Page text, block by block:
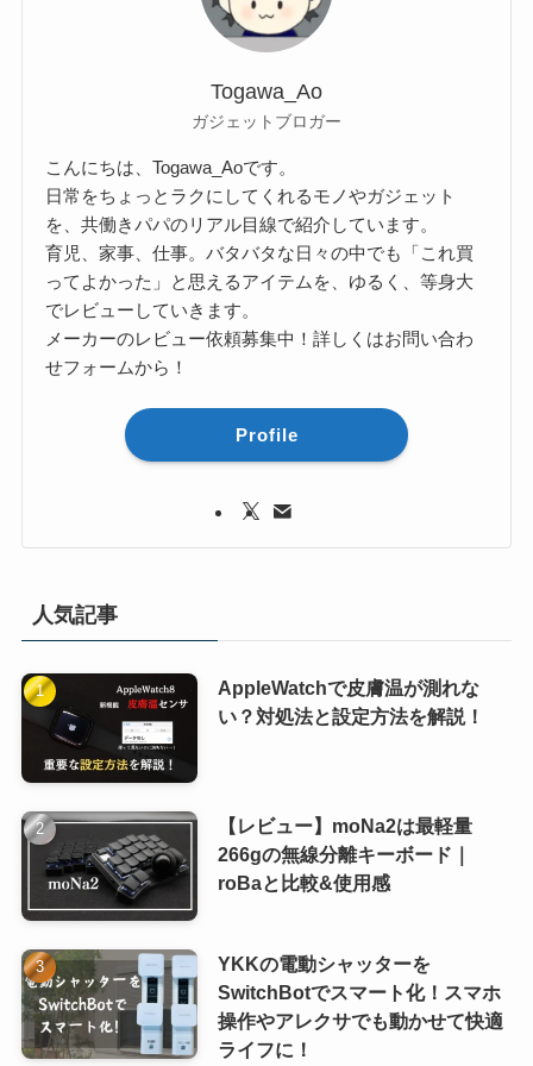
Togawa_Ao
ガジェットブロガー
こんにちは、Togawa_Aoです。
日常をちょっとラクにしてくれるモノやガジェット
を、共働きパパのリアル目線で紹介しています。
育児、家事、仕事。バタバタな日々の中でも「これ買
ってよかった」と思えるアイテムを、ゆるく、等身大
でレビューしていきます。
メーカーのレビュー依頼募集中！詳しくはお問い合わ
せフォームから！
Profile
人気記事
AppleWatchで皮膚温が測れな
い？対処法と設定方法を解説！
【レビュー】moNa2は最軽量
266gの無線分離キーボード｜
roBaと比較&使用感
YKKの電動シャッターを
SwitchBotでスマート化！スマホ
操作やアレクサでも動かせて快適
ライフに！